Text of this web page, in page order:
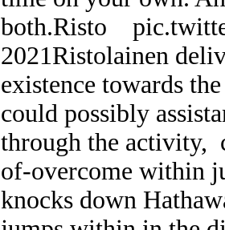
both.Risto
2021Ristolainen
existence towards
could possibly
through the activity,
of-overcome within
knocks down